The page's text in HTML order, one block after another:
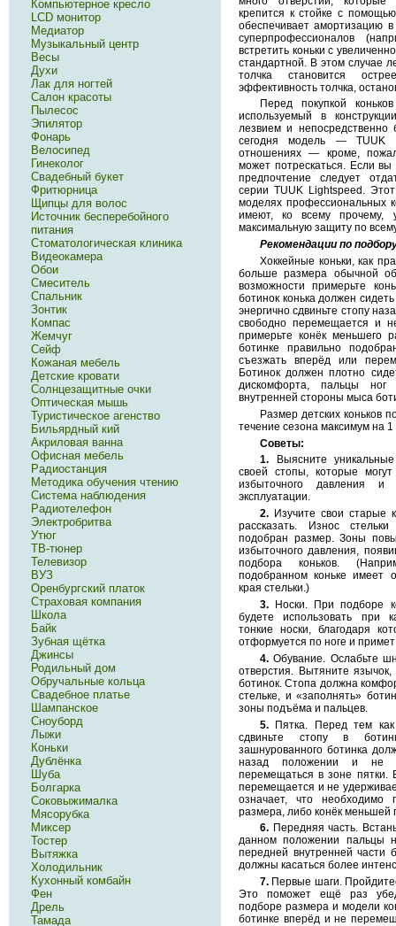
крепится к стойке с
обеспечивает амортизацию
суперпрофессионалов
встретить коньки с
стандартной. В этом случае
толчка становится
эффективность толчка,
Перед покупкой
используемый в
лезвием и непосредственно
сегодня модель — TUUK
отношениях — кроме,
может потрескаться. Если
предпочтение следует
серии TUUK Lightspeed.
моделях профессиональных
имеют, ко всему прочему,
максимальную защиту по
Рекомендации по
Хоккейные коньки, как
больше размера обычной
возможности примерьте
ботинок конька должен
энергично сдвиньте стопу
свободно перемещается и
примерьте конёк меньшего
ботинке правильно
съезжать вперёд или
Ботинок должен плотно
дискомфорта, пальцы
внутренней стороны мыса
Размер детских коньков
течение сезона максимум на
Советы:
1. Выясните
своей стопы, которые
избыточного давления
эксплуатации.
2. Изучите свои старые
рассказать. Износ
подобран размер. Зоны
избыточного давления,
подбора коньков.
подобранном коньке имеет
края стельки.)
3. Носки. При подборе
будете использовать при
тонкие носки, благодаря
отформуется по ноге и
4. Обувание. Ослабьте
отверстия. Вытяните
ботинок. Стопа должна
стельке, и «заполнять»
зоны подъёма и пальцев.
5. Пятка. Перед тем как
сдвиньте стопу в
зашнурованного ботинка
назад положении и не
перемещаться в зоне пятки.
перемещается и не
означает, что необходимо
размера, либо конёк меньшей
6. Передняя часть.
данном положении пальцы
передней внутренней части
должны касаться более
7. Первые шаги.
Это поможет ещё раз
подборе размера и модели
ботинке вперёд и не
Компьютерное кресло
LCD монитор
Медиатор
Музыкальный центр
Весы
Духи
Лак для ногтей
Салон красоты
Пылесос
Эпилятор
Фонарь
Велосипед
Гинеколог
Свадебный букет
Фритюрница
Щипцы для волос
Источник бесперебойного
питания
Стоматологическая клиника
Видеокамера
Обои
Смеситель
Спальник
Зонтик
Компас
Жемчуг
Сейф
Кожаная мебель
Детские кровати
Солнцезащитные очки
Оптическая мышь
Туристическое агенство
Бильярдный кий
Акриловая ванна
Офисная мебель
Радиостанция
Методика обучения чтению
Система наблюдения
Радиотелефон
Электробритва
Утюг
ТВ-тюнер
Телевизор
ВУЗ
Оренбургский платок
Страховая компания
Школа
Байк
Зубная щётка
Джинсы
Родильный дом
Обручальные кольца
Свадебное платье
Шампанское
Сноуборд
Лыжи
Коньки
Дублёнка
Шуба
Болгарка
Соковыжималка
Мясорубка
Миксер
Тостер
Вытяжка
Холодильник
Кухонный комбайн
Фен
Дрель
Тамада